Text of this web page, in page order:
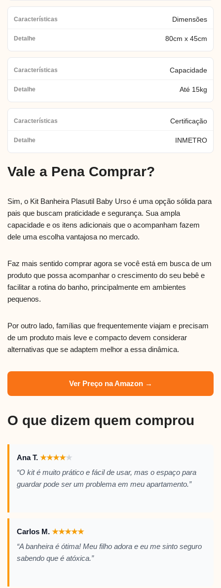
Dimensões
80cm x 45cm
Capacidade
Até 15kg
Certificação
INMETRO
Vale a Pena Comprar?
Sim, o Kit Banheira Plasutil Baby Urso é uma opção sólida para
pais que buscam praticidade e segurança. Sua ampla
capacidade e os itens adicionais que o acompanham fazem
dele uma escolha vantajosa no mercado.
Faz mais sentido comprar agora se você está em busca de um
produto que possa acompanhar o crescimento do seu bebê e
facilitar a rotina do banho, principalmente em ambientes
pequenos.
Por outro lado, famílias que frequentemente viajam e precisam
de um produto mais leve e compacto devem considerar
alternativas que se adaptem melhor a essa dinâmica.
Ver Preço na Amazon →
O que dizem quem comprou
Ana T. ★★★★★
“O kit é muito prático e fácil de usar, mas o espaço para
guardar pode ser um problema em meu apartamento.”
Carlos M. ★★★★★
“A banheira é ótima! Meu filho adora e eu me sinto seguro
sabendo que é atóxica.”